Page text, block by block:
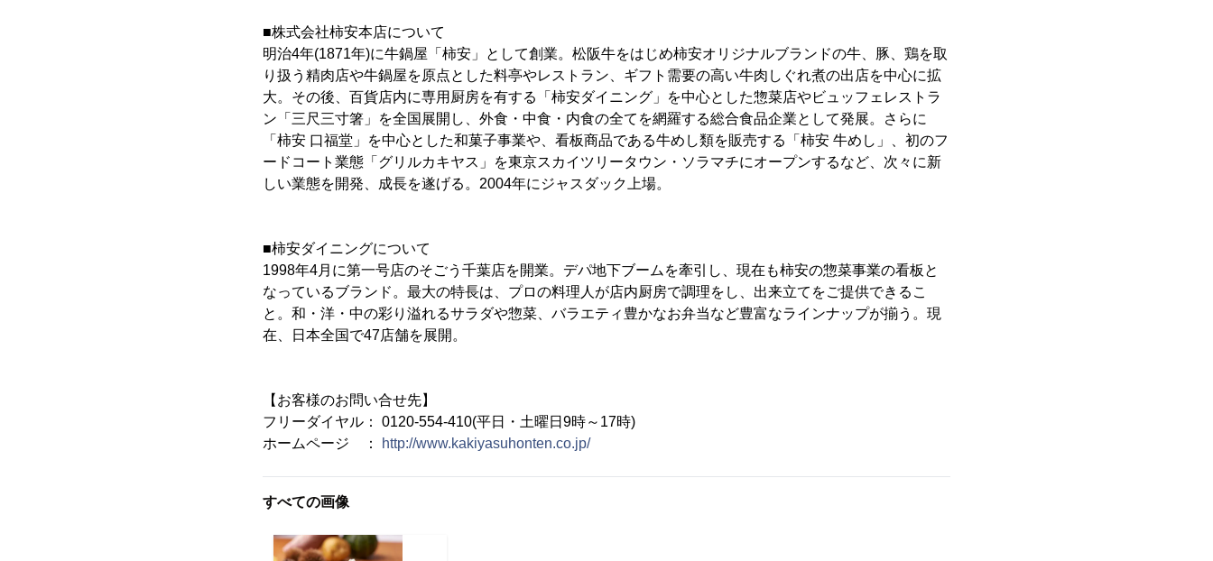
■株式会社柿安本店について
明治4年(1871年)に牛鍋屋「柿安」として創業。松阪牛をはじめ柿安オリジナルブランドの牛、豚、鶏を取
り扱う精肉店や牛鍋屋を原点とした料亭やレストラン、ギフト需要の高い牛肉しぐれ煮の出店を中心に拡
大。その後、百貨店内に専用厨房を有する「柿安ダイニング」を中心とした惣菜店やビュッフェレストラ
ン「三尺三寸箸」を全国展開し、外食・中食・内食の全てを網羅する総合食品企業として発展。さらに
「柿安 口福堂」を中心とした和菓子事業や、看板商品である牛めし類を販売する「柿安 牛めし」、初のフ
ードコート業態「グリルカキヤス」を東京スカイツリータウン・ソラマチにオープンするなど、次々に新
しい業態を開発、成長を遂げる。2004年にジャスダック上場。
■柿安ダイニングについて
1998年4月に第一号店のそごう千葉店を開業。デパ地下ブームを牽引し、現在も柿安の惣菜事業の看板と
なっているブランド。最大の特長は、プロの料理人が店内厨房で調理をし、出来立てをご提供できるこ
と。和・洋・中の彩り溢れるサラダや惣菜、バラエティ豊かなお弁当など豊富なラインナップが揃う。現
在、日本全国で47店舗を展開。
【お客様のお問い合せ先】
フリーダイヤル： 0120-554-410(平日・土曜日9時～17時)
ホームページ ：
http://www.kakiyasuhonten.co.jp/
すべての画像